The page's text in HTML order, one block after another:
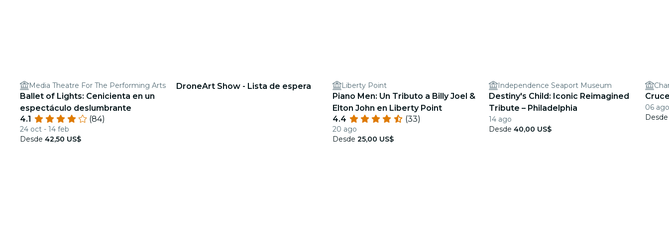
Media Theatre For The Performing Arts
Ballet of Lights: Cenicienta en un
espectáculo deslumbrante
4.1
(84)
24 oct - 14 feb
Desde 42,50 US$
DroneArt Show - Lista de espera Liberty Point
Piano Men: Un Tributo a Billy Joel &
Elton John en Liberty Point
4.4
(33)
20 ago
Desde 25,00 US$
Independence Seaport Museum
Destiny's Child: Iconic Reimagined
Tribute – Philadelphia
14 ago
Desde 40,00 US$
06